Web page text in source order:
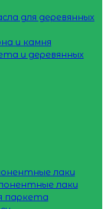
для деревянных
и камня
и деревянных
лаки
лаки
паркета